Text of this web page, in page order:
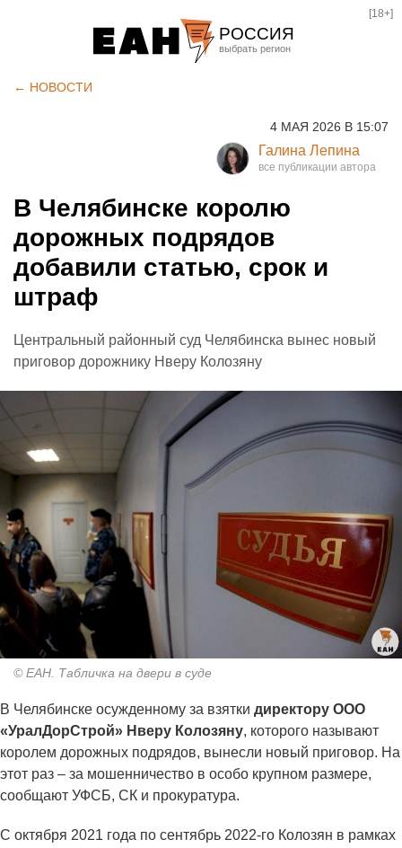
РОССИЯ
Курган
Оренбург
[18+]
← НОВОСТИ
4 МАЯ 2026 В 15:07
Галина Лепина
В Челябинске королю
дорожных подрядов
добавили статью, срок и
штраф
Центральный районный суд Челябинска вынес новый
приговор дорожнику Нверу Колозяну
© ЕАН. Табличка на двери в суде
В Челябинске осужденному за взятки директору ООО
«УралДорСтрой» Нверу Колозяну, которого называют
королем дорожных подрядов, вынесли новый приговор. На
этот раз – за мошенничество в особо крупном размере,
сообщают УФСБ, СК и прокуратура.
С октября 2021 года по сентябрь 2022-го Колозян в рамках